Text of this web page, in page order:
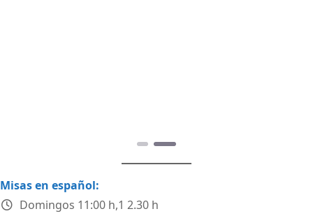
Misas en español:
Domingos 11:00 h,1 2.30 h